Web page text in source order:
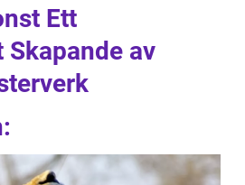
Ett
Skapande av